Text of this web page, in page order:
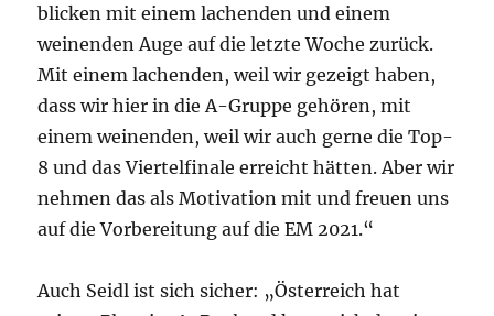
blicken mit einem lachenden und einem
weinenden Auge auf die letzte Woche zurück.
Mit einem lachenden, weil wir gezeigt haben,
dass wir hier in die A-Gruppe gehören, mit
einem weinenden, weil wir auch gerne die Top-
8 und das Viertelfinale erreicht hätten. Aber wir
nehmen das als Motivation mit und freuen uns
auf die Vorbereitung auf die EM 2021.“
Auch Seidl ist sich sicher: „Österreich hat